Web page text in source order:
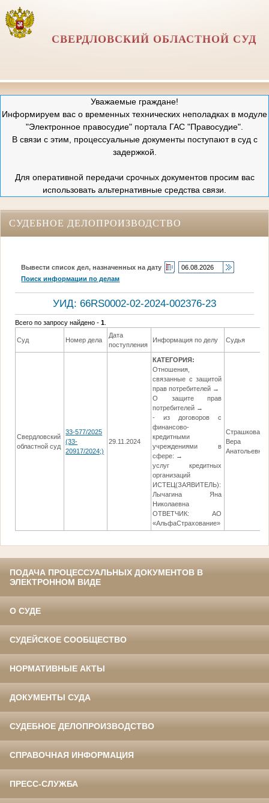
СВЕРДЛОВСКИЙ ОБЛАСТНОЙ СУД
Уважаемые граждане!
Информируем вас о временных технических неполадках в модуле
"Электронное правосудие" портала ГАС "Правосудие".
В связи с этим, процессуальные документы поступают в суд с
задержкой.
Для оперативной передачи срочных документов просим вас
использовать альтернативные средства связи.
СУДЕБНОЕ ДЕЛОПРОИЗВОДСТВО
Вывести список дел, назначенных на дату
Поиск информации по делам
УИД: 66RS0002-02-2024-002376-23
Всего по запросу найдено -1
Суд Номер дела
Дата
поступления
Информация по делу Судья
Свердловский
областной суд
33-577/2025
(33-
20917/2024;)
29.11.2024
КАТЕГОРИЯ:
Отношения,
связанные с защитой
прав потребителей →
О защите прав
потребителей →
- из договоров с
финансово-
кредитными
учреждениями в
сфере: →
услуг кредитных
организаций
ИСТЕЦ(ЗАЯВИТЕЛЬ):
Лычагина Яна
Николаевна
ОТВЕТЧИК: АО
«АльфаСтрахование»
Страшкова
Вера
Анатольевна
ПОДАЧА ПРОЦЕССУАЛЬНЫХ ДОКУМЕНТОВ В
ЭЛЕКТРОННОМ ВИДЕ
О СУДЕ
СУДЕЙСКОЕ СООБЩЕСТВО
НОРМАТИВНЫЕ АКТЫ
ДОКУМЕНТЫ СУДА
СУДЕБНОЕ ДЕЛОПРОИЗВОДСТВО
СПРАВОЧНАЯ ИНФОРМАЦИЯ
ПРЕСС-СЛУЖБА